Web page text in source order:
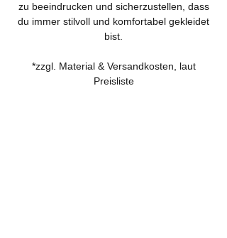
zu beeindrucken und sicherzustellen, dass
du immer stilvoll und komfortabel gekleidet
bist.
*zzgl. Material & Versandkosten, laut
Preisliste